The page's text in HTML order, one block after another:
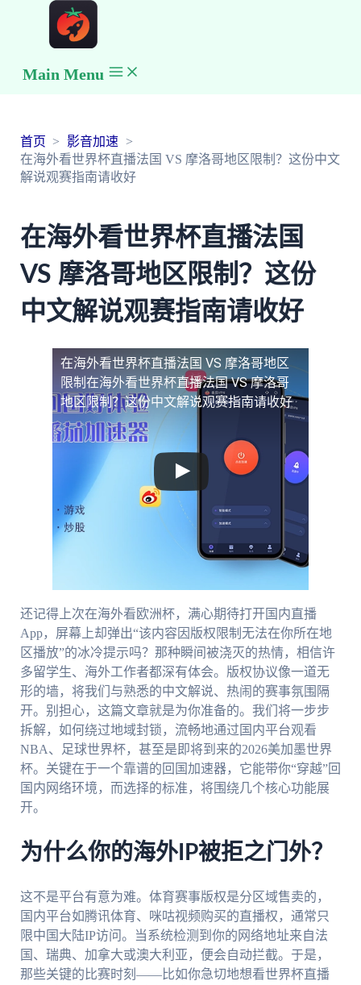
Main Menu
首页
影音加速
在海外看世界杯直播法国 VS 摩洛哥地区限制？这份中文
解说观赛指南请收好
在海外看世界杯直播法国
VS 摩洛哥地区限制？这份
中文解说观赛指南请收好
在海外看世界杯直播法国 VS 摩洛哥地区
限制 在海外看世界杯直播法国 VS 摩洛哥
地区限制？这份中文解说观赛指南请收好
还记得上次在海外看欧洲杯，满心期待打开国内直播
App，屏幕上却弹出“该内容因版权限制无法在你所在地
区播放”的冰冷提示吗？那种瞬间被浇灭的热情，相信许
多留学生、海外工作者都深有体会。版权协议像一道无
形的墙，将我们与熟悉的中文解说、热闹的赛事氛围隔
开。别担心，这篇文章就是为你准备的。我们将一步步
拆解，如何绕过地域封锁，流畅地通过国内平台观看
NBA、足球世界杯，甚至是即将到来的2026美加墨世界
杯。关键在于一个靠谱的回国加速器，它能带你“穿越”回
国内网络环境，而选择的标准，将围绕几个核心功能展
开。
为什么你的海外IP被拒之门外？
这不是平台有意为难。体育赛事版权是分区域售卖的，
国内平台如腾讯体育、咪咕视频购买的直播权，通常只
限中国大陆IP访问。当系统检测到你的网络地址来自法
国、瑞典、加拿大或澳大利亚，便会自动拦截。于是，
那些关键的比赛时刻——比如你急切地想看世界杯直播